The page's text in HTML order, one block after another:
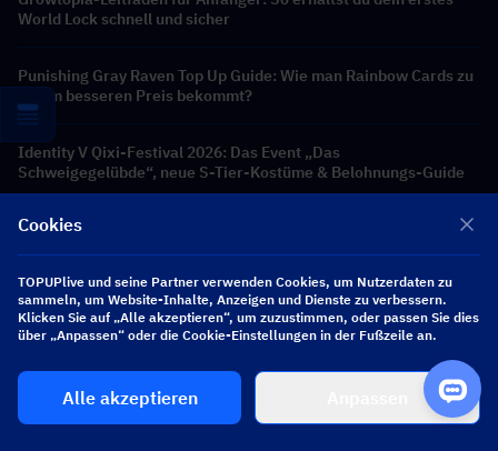
World Lock schnell und sicher
Punishing Gray Raven Top Up Guide: Wie man Rainbow Cards zu
einem besseren Preis bekommt?
Identity V Qixi-Festival 2026: Das Event „Das
Schweigegelübde“, neue S-Tier-Kostüme & Belohnungs-Guide
AFK Journey Rolan Guide: Skills, beste Teams, Build & lohnt es
Ragnarok Mobile: Eternal Love Top Up Guide: Wie man Big Cat
Coins zu einem besseren Preis kauft?
AFK Journey Voracia Guide: Fähigkeiten, beste Teams, Build &
lohnt es sich, sie zu ziehen?
Cookies
TOPUPlive und seine Partner verwenden Cookies, um Nutzerdaten zu
sammeln, um Website-Inhalte, Anzeigen und Dienste zu verbessern.
Klicken Sie auf „Alle akzeptieren“, um zuzustimmen, oder passen Sie dies
über „Anpassen“ oder die Cookie-Einstellungen in der Fußzeile an.
Alle akzeptieren